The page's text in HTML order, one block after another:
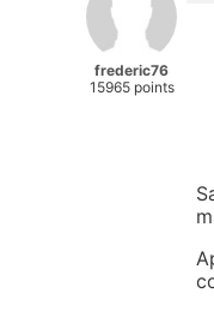
frederic76
15965 points